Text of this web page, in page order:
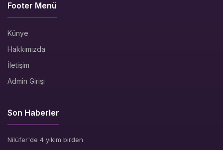
Footer Menü
Künye
Hakkımızda
İletişim
Admin Girişi
Son Haberler
Nilüfer'de 4 yıkım birden